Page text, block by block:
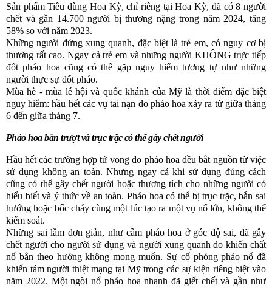
Sản phẩm Tiêu dùng Hoa Kỳ, chỉ riêng tại Hoa Kỳ, đã có 8 người
chết và gần 14.700 người bị thương nặng trong năm 2024, tăng
58% so với năm 2023.
Những người đứng xung quanh, đặc biệt là trẻ em, có nguy cơ bị
thương rất cao. Ngay cả trẻ em và những người KHÔNG trực tiếp
đốt pháo hoa cũng có thể gặp nguy hiểm tương tự như những
người thực sự đốt pháo.
Mùa hè - mùa lễ hội và quốc khánh của Mỹlà thời điểm đặc biệt
nguy hiểm:hầu hết các vụ tai nạn do pháo hoa xảy ra từ giữa tháng
6 đến giữa tháng 7.
Pháo hoa bắn trượt và trục trặc có thể gây chết người
Hầu hết các trường hợp tử vong do pháo hoa đều bắt nguồn từ việc
sử dụng không an toàn. Nhưng ngay cả khi sử dụng đúng cách
cũng có thể gây chết người hoặc thương tích cho những người có
hiểu biếtvà ý thức về an toàn. Pháo hoa có thể bị trục trặc, bắn sai
hướng hoặc bốc cháy cùng một lúc tạo ra một vụ nổ lớn, không thể
kiểm soát.
Những sai lầm đơn giản, như cầm pháo hoa ở góc độ sai, đã gây
chết người cho người sử dụng và người xung quanh do khiến chất
nổ bắn theo hướng không mong muốn. Sự cố phóng pháonổ đã
khiến tám người thiệt mạng tại Mỹtrong các sự kiện riêng biệt vào
năm 2022. Một ngòi nổ pháo hoa nhanh đã giết chết và gần như